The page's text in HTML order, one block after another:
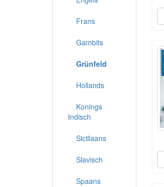
Frans
Gambits
Grünfeld
Hollands
Konings
Indisch
Siciliaans
Slavisch
Spaans